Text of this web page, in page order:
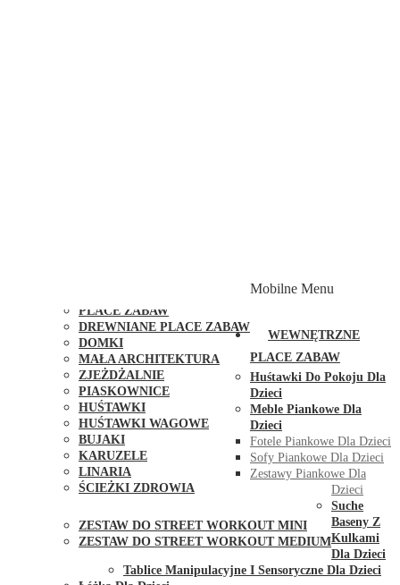
PLACE ZABAW
DREWNIANE PLACE ZABAW
DOMKI
MAŁA ARCHITEKTURA
ZJEŻDŻALNIE
PIASKOWNICE
HUŚTAWKI
HUŚTAWKI WAGOWE
BUJAKI
KARUZELE
LINARIA
ŚCIEŻKI ZDROWIA
ZESTAW DO STREET WORKOUT MINI
ZESTAW DO STREET WORKOUT MEDIUM
Mobilne Menu
WEWNĘTRZNE
PLACE ZABAW
Huśtawki Do Pokoju Dla
Dzieci
Meble Piankowe Dla
Dzieci
Fotele Piankowe Dla Dzieci
Sofy Piankowe Dla Dzieci
Zestawy Piankowe Dla
Dzieci
Suche
Baseny Z
Kulkami
Dla Dzieci
Tablice Manipulacyjne I Sensoryczne Dla Dzieci